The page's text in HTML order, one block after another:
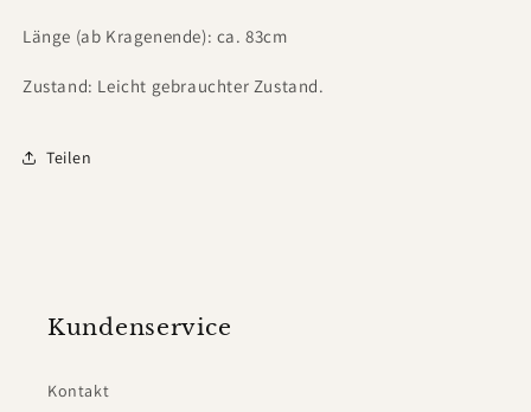
Länge (ab Kragenende): ca. 83cm
Zustand: Leicht gebrauchter Zustand.
Teilen
Kundenservice
Kontakt